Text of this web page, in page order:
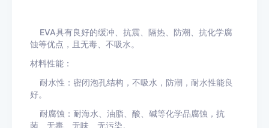
EVA具有良好的缓冲、抗震、隔热、防潮、抗化学腐
蚀等优点，且无毒、不吸水。
材料性能：
耐水性：密闭泡孔结构，不吸水，防潮，耐水性能良
好。
耐腐蚀：耐海水、油脂、酸、碱等化学品腐蚀，抗
菌、无毒、无味、无污染。